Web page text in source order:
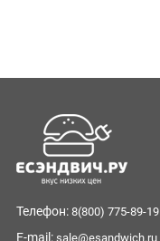
Телефон: 8(800) 775-89-19
E-mail: sale@esandwich.ru